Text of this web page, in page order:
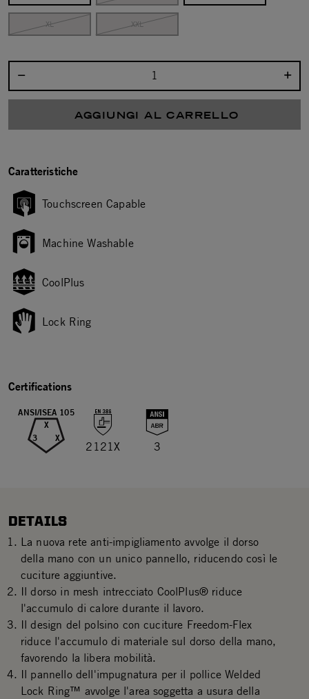
XL XXL
AGGIUNGI AL CARRELLO
Caratteristiche
Touchscreen Capable
Machine Washable
CoolPlus
Lock Ring
Certifications
ANSI/ISEA 105
X
3 X
2121X 3
DETAILS
La nuova rete anti-impigliamento avvolge il dorso
della mano con un unico pannello, riducendo così le
cuciture aggiuntive.
Il dorso in mesh intrecciato CoolPlus® riduce
l'accumulo di calore durante il lavoro.
Il design del polsino con cuciture Freedom-Flex
riduce l'accumulo di materiale sul dorso della mano,
favorendo la libera mobilità.
Il pannello dell'impugnatura per il pollice Welded
Lock Ring™ avvolge l'area soggetta a usura della